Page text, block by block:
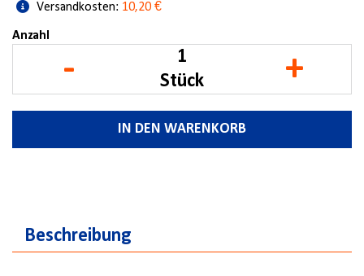
Versandkosten: 10,20 €
Anzahl
- Stück +
IN DEN WARENKORB
Beschreibung